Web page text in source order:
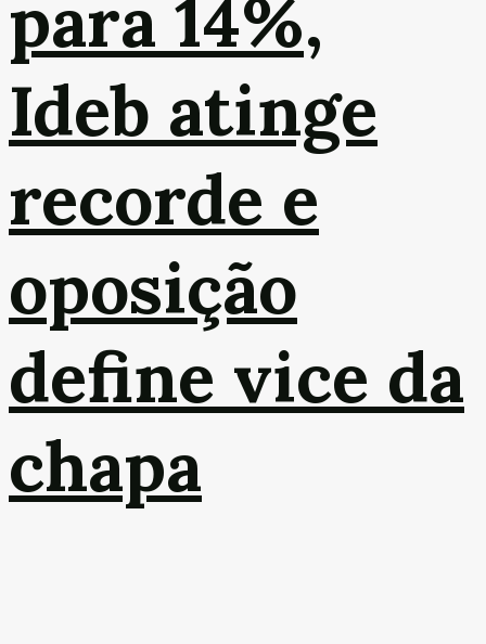
para 14%,
Ideb atinge
recorde e
oposição
define vice da
chapa